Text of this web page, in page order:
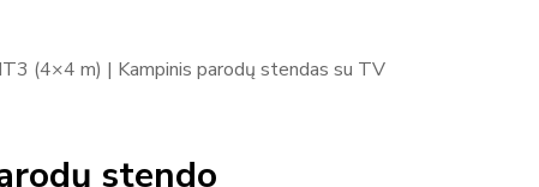
(4×4 m) | Kampinis parodų stendas su TV
stendo